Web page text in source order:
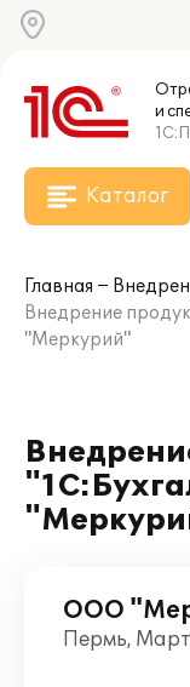
и
Каталог
Главная
Внедрение
"Меркурий"
ООО
Пермь,